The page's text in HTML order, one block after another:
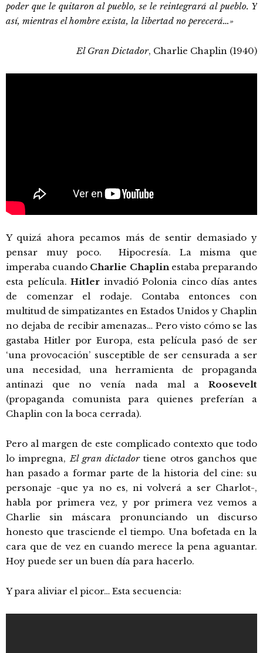
poder que le quitaron al pueblo, se le reintegrará al pueblo. Y
así, mientras el hombre exista, la libertad no perecerá…»
El Gran Dictador, Charlie Chaplin (1940)
Y quizá ahora pecamos más de sentir demasiado y
pensar muy poco. Hipocresía. La misma que
imperaba cuando Charlie Chaplinestaba preparando
esta película.Hitler invadió Polonia cinco días antes
de comenzar el rodaje. Contaba entonces con
multitud de simpatizantes en Estados Unidos y Chaplin
no dejaba de recibir amenazas… Pero visto cómo se las
gastaba Hitler por Europa, esta película pasó de ser
‘una provocación’ susceptible de ser censurada a ser
una necesidad, una herramienta de propaganda
antinazi que no venía nada mal a Roosevelt
(propaganda comunista para quienes preferían a
Chaplin con la boca cerrada).
Pero al margen de este complicado contexto que todo
lo impregna,El gran dictadortiene otros ganchos que
han pasado a formar parte de la historia del cine: su
personaje -que ya no es, ni volverá a ser Charlot-,
habla por primera vez, y por primera vez vemos a
Charlie sin máscara pronunciando un discurso
honesto que trasciende el tiempo. Una bofetada en la
cara que de vez en cuando merece la pena aguantar.
Hoy puede ser un buen día para hacerlo.
Y para aliviar el picor… Esta secuencia: